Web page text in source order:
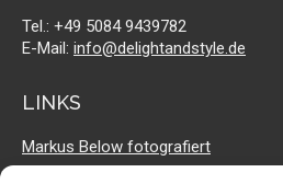
Tel.: +49 5084 9439782
E-Mail: info@delightandstyle.de
LINKS
Markus Below fotografiert